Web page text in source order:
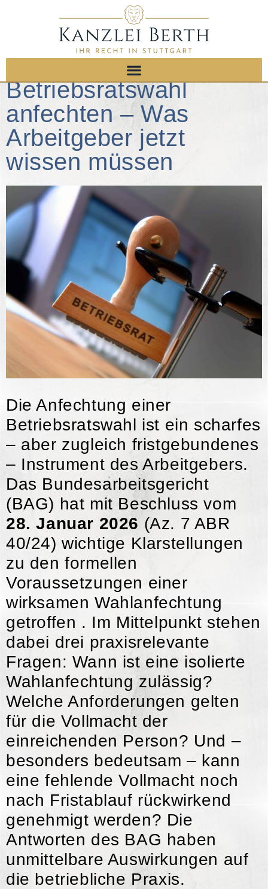
Betriebsratswahl
anfechten – Was
Arbeitgeber jetzt
wissen müssen
Die Anfechtung einer
Betriebsratswahl ist ein scharfes
– aber zugleich fristgebundenes
– Instrument des Arbeitgebers.
Das Bundesarbeitsgericht
(BAG) hat mit Beschluss vom
28. Januar 2026 (Az. 7 ABR
40/24) wichtige Klarstellungen
zu den formellen
Voraussetzungen einer
wirksamen Wahlanfechtung
getroffen . Im Mittelpunkt stehen
dabei drei praxisrelevante
Fragen: Wann ist eine isolierte
Wahlanfechtung zulässig?
Welche Anforderungen gelten
für die Vollmacht der
einreichenden Person? Und –
besonders bedeutsam – kann
eine fehlende Vollmacht noch
nach Fristablauf rückwirkend
genehmigt werden? Die
Antworten des BAG haben
unmittelbare Auswirkungen auf
die betriebliche Praxis.